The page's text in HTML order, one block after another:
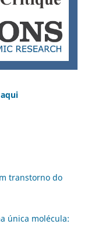
transtorno do
única molécula: